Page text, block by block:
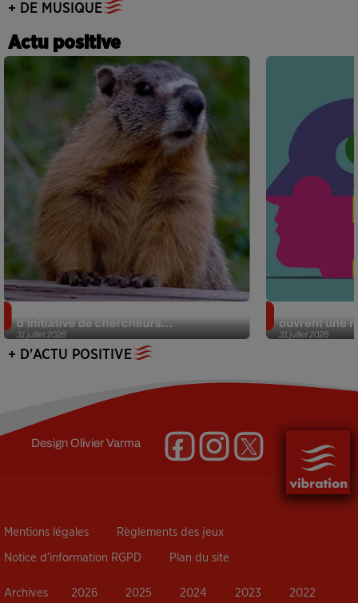
+ DE MUSIQUE
Actu positive
31 juillet 2026
d’initiative de chercheurs...
31 juillet 2026
ouvrent une
+ D'ACTU POSITIVE
DesignOlivier Varma
Mentions légales Règlements des jeux
Notice d’information RGPD Plan du site
Archives 2026 2025 2024 2023 2022